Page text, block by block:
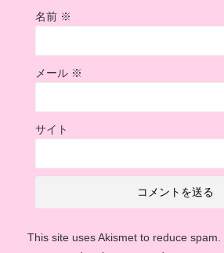
名前 ※
メール ※
サイト
This site uses Akismet to reduce spam.